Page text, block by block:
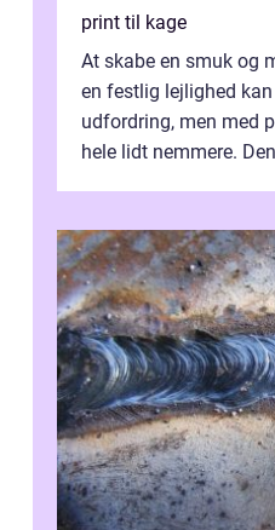
print til kage
At skabe en smuk og
en festlig lejlighed
udfordring, men med
hele lidt nemmere.